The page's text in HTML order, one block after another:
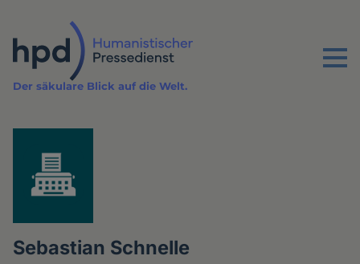
Inhalt
Menu
Der säkulare Blick auf die Welt.
Sebastian Schnelle